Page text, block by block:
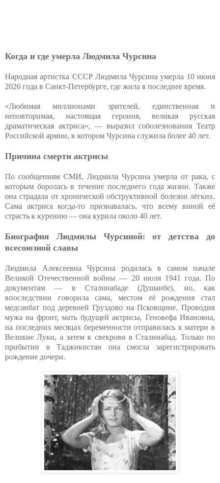
Когда и где умерла Людмила Чурсина
Народная артистка СССР Людмила Чурсина умерла 10 июня
2026 года в Санкт-Петербурге, где жила в последнее время.
«Любимая миллионами зрителей, единственная и
неповторимая, настоящая героиня, великая русская
драматическая актриса», — выразил соболезнования Театр
Российской армии, в котором Чурсина служила более 40 лет.
Причина смерти актрисы
По сообщениям СМИ, Людмила Чурсина умерла от рака, с
которым боролась в течение последнего года жизни. Также
она страдала от хронической обструктивной болезни лёгких.
Сама актриса когда-то признавалась, что всему виной её
страсть к курению — она курила около 40 лет.
Биография Людмилы Чурсиной: от детства до
всесоюзной славы
Людмила Алексеевна Чурсина родилась в самом начале
Великой Отечественной войны — 20 июля 1941 года. По
документам — в Сталинабаде (Душанбе), но, как
впоследствии говорила сама, местом её рождения стал
медсанбат под деревней Груздово на Псковщине. Проводив
мужа на фронт, мать будущей актрисы, Геновефа Ивановна,
на последних месяцах беременности отправилась к матери в
Великие Луки, а затем к свекрови в Сталинабад. Только по
прибытии в Таджикистан она смогла зарегистрировать
рождение дочери.